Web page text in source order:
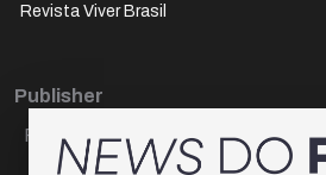
Revista Viver Brasil
Publisher
Paulo Cesar de Oliveira